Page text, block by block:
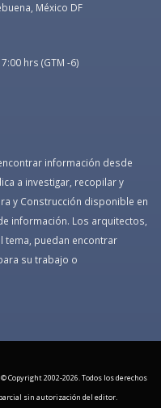
México DF
hrs (GTM -6)
información desde
a investigar, recopilar y
y Construcción disponible en
información. Los arquitectos,
tema, puedan encontrar
su trabajo o
Copyright 2002-2026. Todos los derechos
sin autorización del editor.